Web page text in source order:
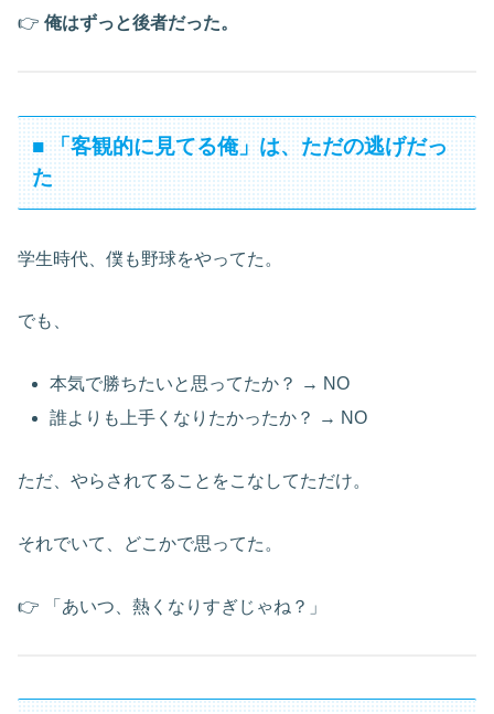
👉 俺はずっと後者だった。
■ 「客観的に見てる俺」は、ただの逃げだっ
た
学生時代、僕も野球をやってた。
でも、
本気で勝ちたいと思ってたか？ → NO
誰よりも上手くなりたかったか？ → NO
ただ、やらされてることをこなしてただけ。
それでいて、どこかで思ってた。
👉 「あいつ、熱くなりすぎじゃね？」